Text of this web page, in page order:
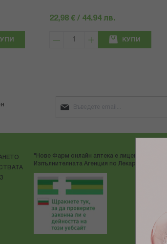
22,98 € / 44.94 лв.
КУПИ
"Нове Фарм онлайн аптека е лицензирана от
Изпълнителната Агенция по Лекарствата"